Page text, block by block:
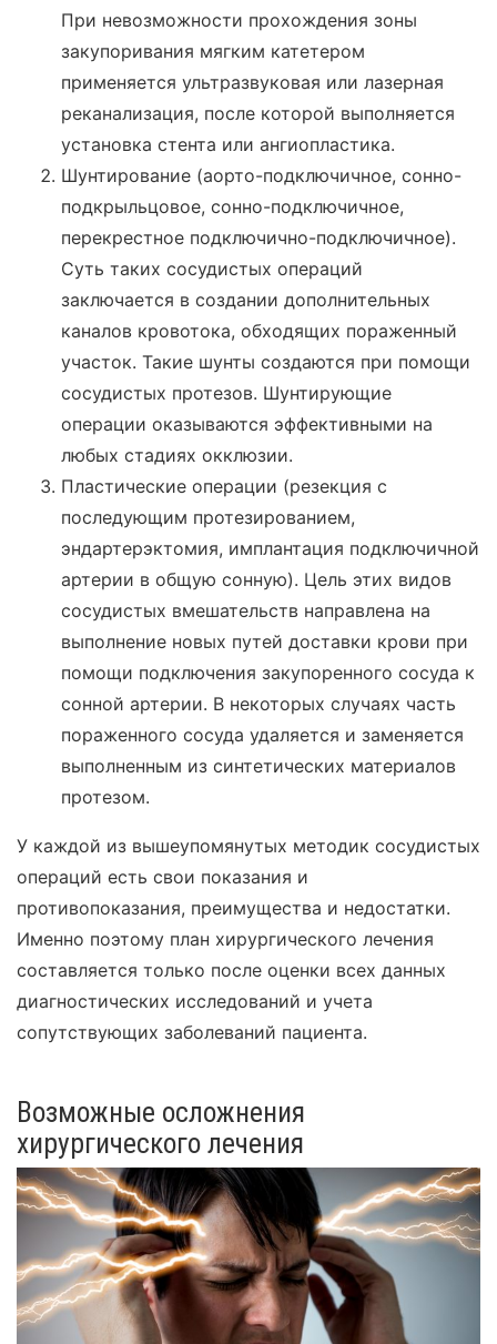
При невозможности прохождения зоны
закупоривания мягким катетером
применяется ультразвуковая или лазерная
реканализация, после которой выполняется
установка стента или ангиопластика.
Шунтирование (аорто-подключичное, сонно-
подкрыльцовое, сонно-подключичное,
перекрестное подключично-подключичное).
Суть таких сосудистых операций
заключается в создании дополнительных
каналов кровотока, обходящих пораженный
участок. Такие шунты создаются при помощи
сосудистых протезов. Шунтирующие
операции оказываются эффективными на
любых стадиях окклюзии.
Пластические операции (резекция с
последующим протезированием,
эндартерэктомия, имплантация подключичной
артерии в общую сонную). Цель этих видов
сосудистых вмешательств направлена на
выполнение новых путей доставки крови при
помощи подключения закупоренного сосуда к
сонной артерии. В некоторых случаях часть
пораженного сосуда удаляется и заменяется
выполненным из синтетических материалов
протезом.
У каждой из вышеупомянутых методик сосудистых
операций есть свои показания и
противопоказания, преимущества и недостатки.
Именно поэтому план хирургического лечения
составляется только после оценки всех данных
диагностических исследований и учета
сопутствующих заболеваний пациента.
Возможные осложнения
хирургического лечения